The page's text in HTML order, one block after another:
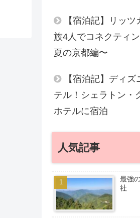
【宿泊記】リッ
族4人でコネクティ
夏の京都編〜
【宿泊記】ディ
テル！シェラトン・
ホテルに宿泊
人気記事
最強
社